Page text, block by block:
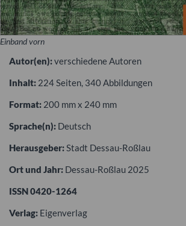
Einband vorn
Autor(en):verschiedene Autoren
Inhalt: 224 Seiten, 340 Abbildungen
Format: 200 mm x 240 mm
Sprache(n): Deutsch
Herausgeber:Stadt Dessau-Roßlau
Ort und Jahr: Dessau-Roßlau 2025
ISSN 0420-1264
Verlag: Eigenverlag